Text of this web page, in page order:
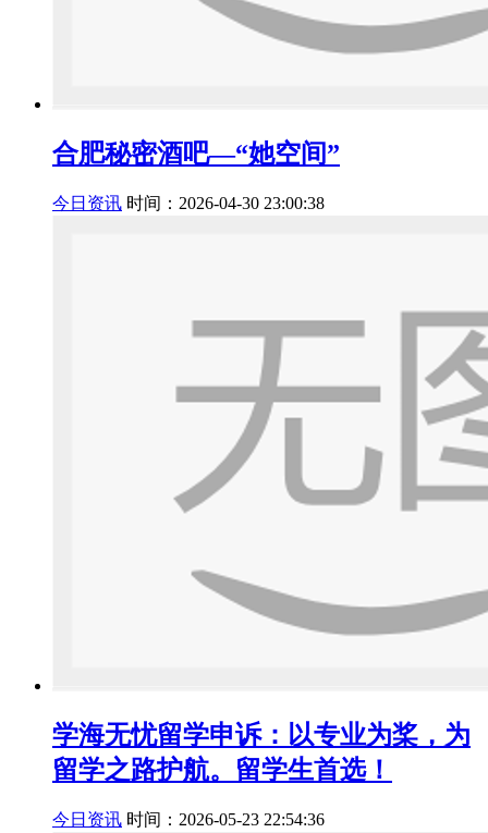
合肥秘密酒吧—“她空间”
今日资讯 时间：2026-04-30 23:00:38
学海无忧留学申诉：以专业为桨，为
留学之路护航。留学生首选！
今日资讯 时间：2026-05-23 22:54:36